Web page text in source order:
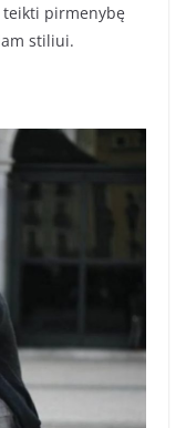
teikti pirmenybę
stiliui.